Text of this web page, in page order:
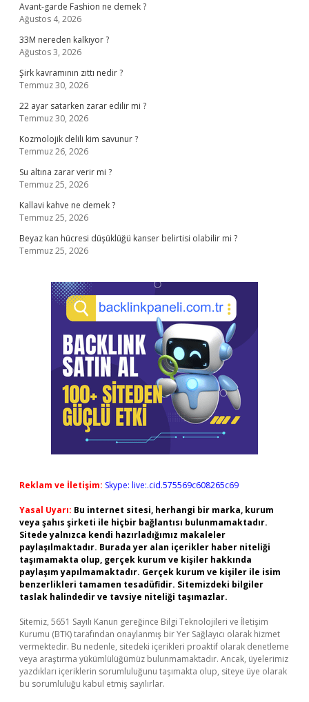
Avant-garde Fashion ne demek ?
Ağustos 4, 2026
33M nereden kalkıyor ?
Ağustos 3, 2026
Şirk kavramının zıttı nedir ?
Temmuz 30, 2026
22 ayar satarken zarar edilir mi ?
Temmuz 30, 2026
Kozmolojik delili kim savunur ?
Temmuz 26, 2026
Su altına zarar verir mi ?
Temmuz 25, 2026
Kallavi kahve ne demek ?
Temmuz 25, 2026
Beyaz kan hücresi düşüklüğü kanser belirtisi olabilir mi ?
Temmuz 25, 2026
Reklam ve İletişim: Skype: live:.cid.575569c608265c69
Yasal Uyarı: Bu internet sitesi, herhangi bir marka, kurum
veya şahıs şirketi ile hiçbir bağlantısı bulunmamaktadır.
Sitede yalnızca kendi hazırladığımız makaleler
paylaşılmaktadır. Burada yer alan içerikler haber niteliği
taşımamakta olup, gerçek kurum ve kişiler hakkında
paylaşım yapılmamaktadır. Gerçek kurum ve kişiler ile isim
benzerlikleri tamamen tesadüfidir. Sitemizdeki bilgiler
taslak halindedir ve tavsiye niteliği taşımazlar.
Sitemiz, 5651 Sayılı Kanun gereğince Bilgi Teknolojileri ve İletişim
Kurumu (BTK) tarafından onaylanmış bir Yer Sağlayıcı olarak hizmet
vermektedir. Bu nedenle, sitedeki içerikleri proaktif olarak denetleme
veya araştırma yükümlülüğümüz bulunmamaktadır. Ancak, üyelerimiz
yazdıkları içeriklerin sorumluluğunu taşımakta olup, siteye üye olarak
bu sorumluluğu kabul etmiş sayılırlar.